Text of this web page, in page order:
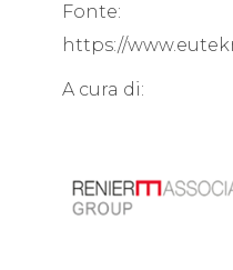
Fonte:
https://
A cura di: